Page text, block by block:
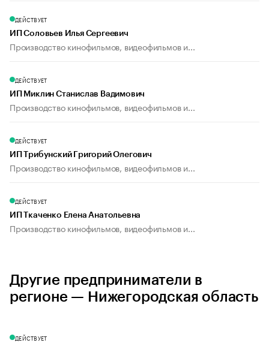
ДЕЙСТВУЕТ
ИП Соловьев Илья Сергеевич
Производство кинофильмов, видеофильмов и...
ДЕЙСТВУЕТ
ИП Миклин Станислав Вадимович
Производство кинофильмов, видеофильмов и...
ДЕЙСТВУЕТ
ИП Трибунский Григорий Олегович
Производство кинофильмов, видеофильмов и...
ДЕЙСТВУЕТ
ИП Ткаченко Елена Анатольевна
Производство кинофильмов, видеофильмов и...
Другие предприниматели в
регионе — Нижегородская область
ДЕЙСТВУЕТ